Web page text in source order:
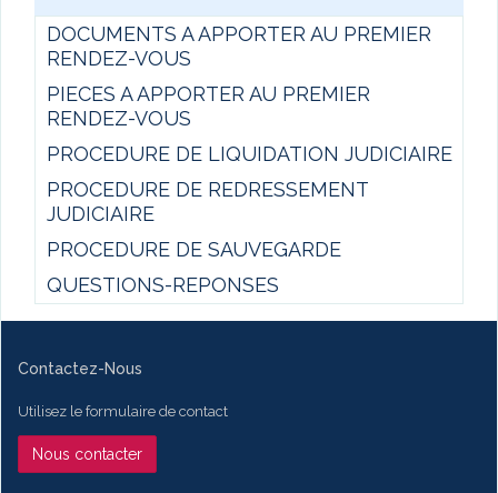
DOCUMENTS A APPORTER AU PREMIER
RENDEZ-VOUS
PIECES A APPORTER AU PREMIER
RENDEZ-VOUS
PROCEDURE DE LIQUIDATION JUDICIAIRE
PROCEDURE DE REDRESSEMENT
JUDICIAIRE
PROCEDURE DE SAUVEGARDE
QUESTIONS-REPONSES
Contactez-Nous
Utilisez le formulaire de contact
Nous contacter